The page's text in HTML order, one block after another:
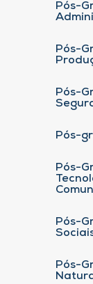
Pós-
Pós-
Pós-
Pós-
Pós-
Pós-
Pós-